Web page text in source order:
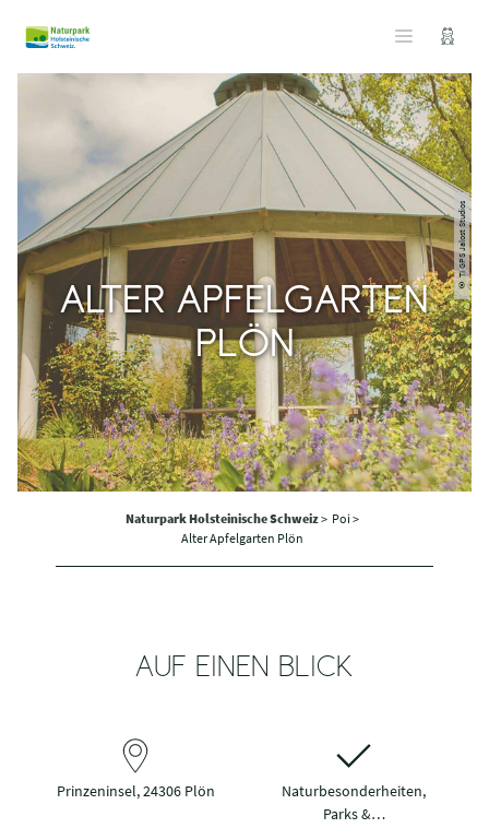
© TI GPS Jalost Studios
ALTER APFELGARTEN
PLÖN
Naturpark Holsteinische Schweiz> Poi >
Alter Apfelgarten Plön
AUF EINEN BLICK
Prinzeninsel, 24306 Plön
Naturbesonderheiten,
Parks &…